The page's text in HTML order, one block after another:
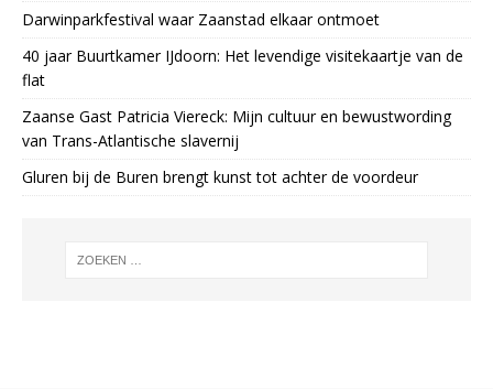
Darwinparkfestival waar Zaanstad elkaar ontmoet
40 jaar Buurtkamer IJdoorn: Het levendige visitekaartje van de
flat
Zaanse Gast Patricia Viereck: Mijn cultuur en bewustwording
van Trans-Atlantische slavernij
Gluren bij de Buren brengt kunst tot achter de voordeur